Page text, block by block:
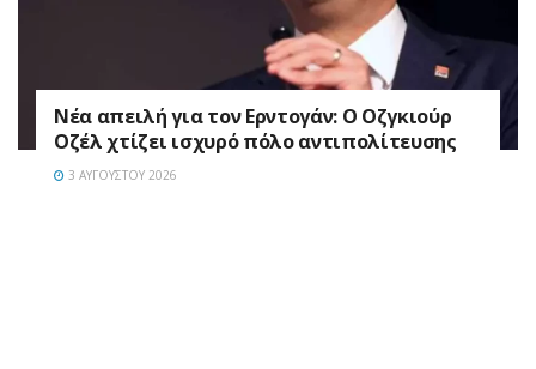
Νέα απειλή για τον Ερντογάν: Ο Οζγκιούρ
Οζέλ χτίζει ισχυρό πόλο αντιπολίτευσης
3 ΑΥΓΟΎΣΤΟΥ 2026